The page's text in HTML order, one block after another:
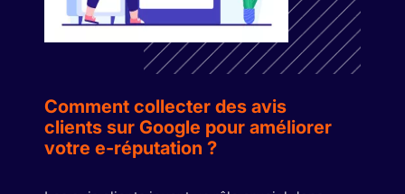
Comment collecter des avis
clients sur Google pour améliorer
votre e-réputation ?